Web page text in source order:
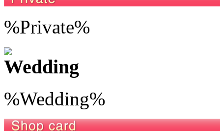
%Private%
%Wedding%